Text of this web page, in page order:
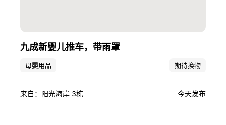
九成新婴儿推车，带雨罩
母婴用品 期待换物
来自：阳光海岸 3栋 今天发布